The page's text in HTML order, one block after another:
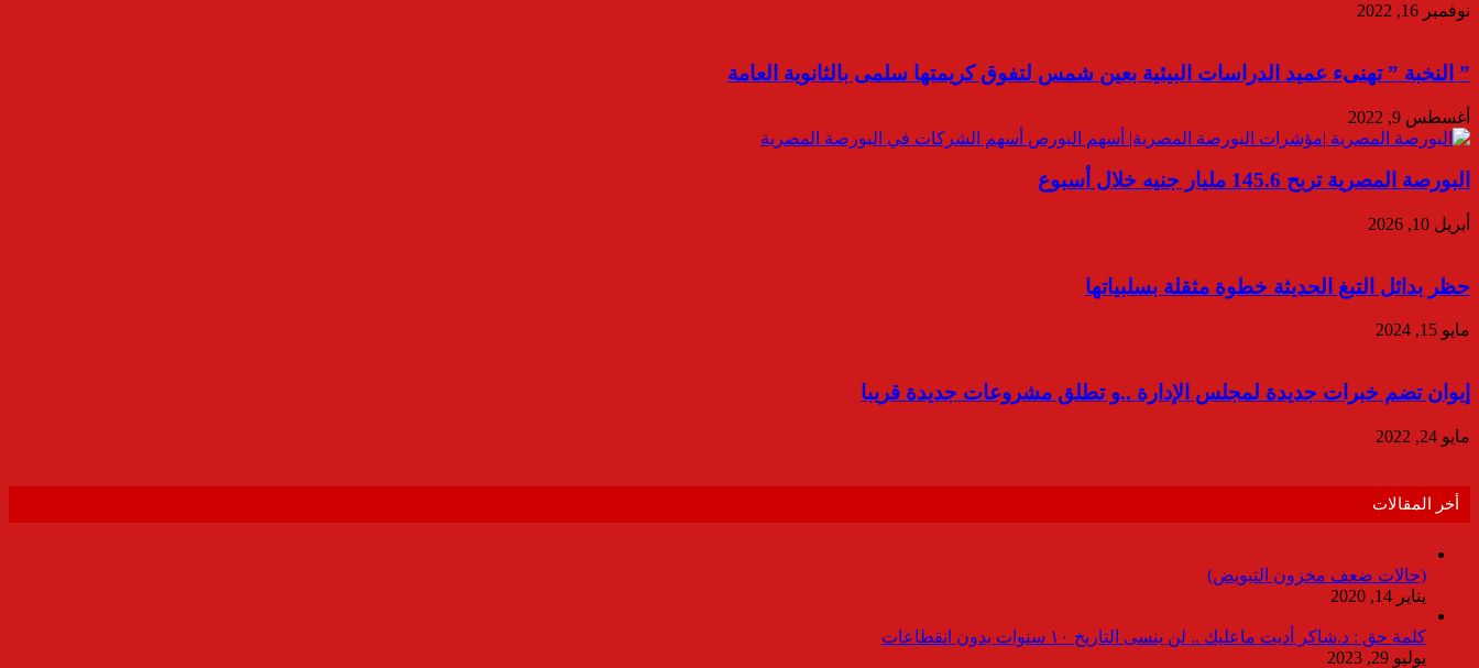
نوفمبر 16, 2022
” النخبة ” تهنىء عميد الدراسات البيئية بعين شمس لتفوق كريمتها سلمى بالثانوية العامة
أغسطس 9, 2022
البورصة المصرية تربح 145.6 مليار جنيه خلال أسبوع
أبريل 10, 2026
حظر بدائل التبغ الحديثة خطوة مثقلة بسلبياتها
مايو 15, 2024
إيوان تضم خبرات جديدة لمجلس الإدارة ..و تطلق مشروعات جديدة قريبا
مايو 24, 2022
أخر المقالات
(حالات ضعف مخزون التبويض)
يناير 14, 2020
كلمة حق : د.شاكر أديت ماعليك .. لن ينسى التاريخ ١٠ سنوات بدون انقطاعات
يوليو 29, 2023